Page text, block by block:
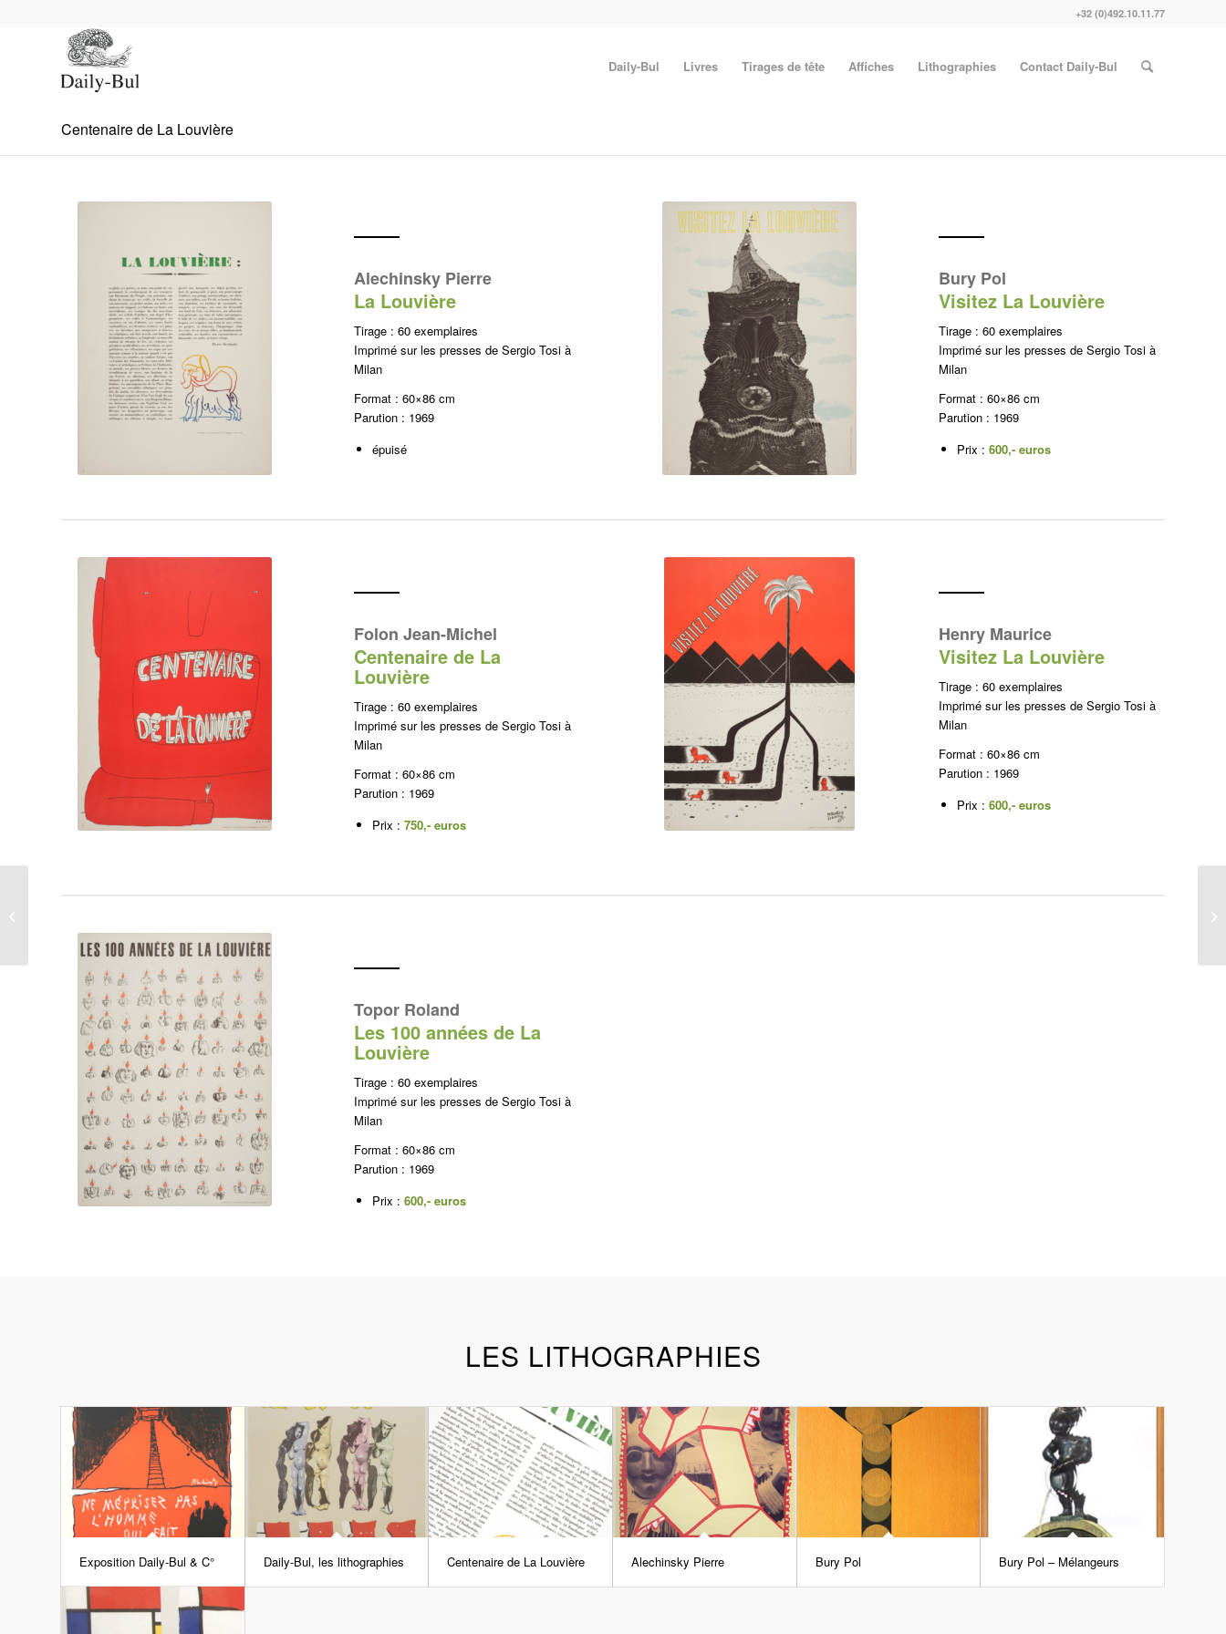
+32 (0)492.10.11.77
Daily-Bul Livres Tirages de tête Affiches Lithographies Contact Daily-Bul
Centenaire de La Louvière
Alechinsky Pierre
La Louvière
Tirage : 60 exemplaires
Imprimé sur les presses de Sergio Tosi à
Milan
Format : 60×86 cm
Parution : 1969
épuisé
Bury Pol
Visitez La Louvière
Tirage : 60 exemplaires
Imprimé sur les presses de Sergio Tosi à
Milan
Format : 60×86 cm
Parution : 1969
Prix : 600,- euros
Folon Jean-Michel
Centenaire de La
Louvière
Tirage : 60 exemplaires
Imprimé sur les presses de Sergio Tosi à
Milan
Format : 60×86 cm
Parution : 1969
Prix : 750,- euros
Henry Maurice
Visitez La Louvière
Tirage : 60 exemplaires
Imprimé sur les presses de Sergio Tosi à
Milan
Format : 60×86 cm
Parution : 1969
Prix : 600,- euros
Topor Roland
Les 100 années de La
Louvière
Tirage : 60 exemplaires
Imprimé sur les presses de Sergio Tosi à
Milan
Format : 60×86 cm
Parution : 1969
Prix : 600,- euros
LES LITHOGRAPHIES
Exposition Daily-Bul & C° Daily-Bul, les lithographies Centenaire de La Louvière Alechinsky Pierre Bury Pol Bury Pol – Mélangeurs